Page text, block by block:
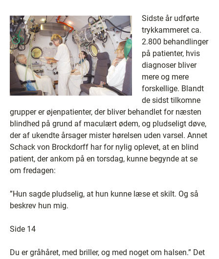
Sidste år udførte
trykkammeret ca.
2.800 behandlinger
på patienter, hvis
diagnoser bliver
mere og mere
forskellige. Blandt
de sidst tilkomne
grupper er øjenpatienter, der bliver behandlet for næsten
blindhed på grund af maculært ødem, og pludseligt døve,
der af ukendte årsager mister hørelsen uden varsel. Annet
Schack von Brockdorff har for nylig oplevet, at en blind
patient, der ankom på en torsdag, kunne begynde at se
om fredagen:
”Hun sagde pludselig, at hun kunne læse et skilt. Og så
beskrev hun mig.
Side 14
Du er gråhåret, med briller, og med noget om halsen.” Det